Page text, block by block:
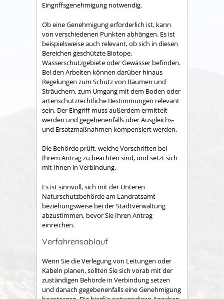
Eingriffsgenehmigung notwendig.
Ob eine Genehmigung erforderlich ist, kann
von verschiedenen Punkten abhängen. Es ist
beispielsweise auch relevant, ob sich in diesen
Bereichen geschützte Biotope,
Wasserschutzgebiete oder Gewässer befinden.
Bei den Arbeiten können darüber hinaus
Regelungen zum Schutz von Bäumen und
Sträuchern, zum Umgang mit dem Boden oder
artenschutzrechtliche Bestimmungen relevant
sein. Der Eingriff muss außerdem ermittelt
werden und gegebenenfalls über Ausgleichs-
und Ersatzmaßnahmen kompensiert werden.
Die Behörde prüft, welche Vorschriften bei
Ihrem Antrag zu beachten sind, und setzt sich
mit Ihnen in Verbindung.
Es ist sinnvoll, sich mit der Unteren
Naturschutzbehörde am Landratsamt
beziehungsweise bei der Stadtverwaltung
abzustimmen, bevor Sie Ihren Antrag
einreichen.
Verfahrensablauf
Wenn Sie die Verlegung von Leitungen oder
Kabeln planen, sollten Sie sich vorab mit der
zuständigen Behörde in Verbindung setzen
und danach gegebenenfalls eine Genehmigung